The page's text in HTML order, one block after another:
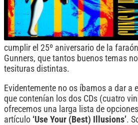
cumplir el 25º aniversario de la
Gunners, que tantos buenos temas
tesituras distintas.
Evidentemente no os íbamos a dar a
que contenían los dos CDs (cuatro
ofrecemos una larga lista de
artículo ‘Use Your (Best) Illusions’.